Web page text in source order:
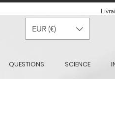
EUR (€)
QUESTIONS SCIENCE